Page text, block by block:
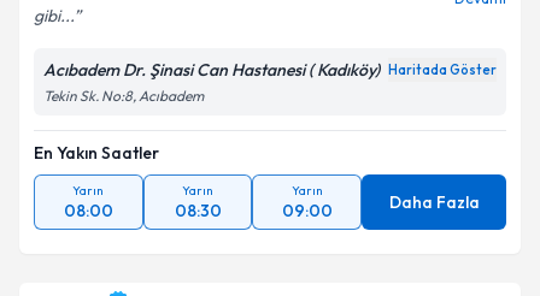
gibi...
Acıbadem Dr. Şinasi Can Hastanesi ( Kadıköy) Haritada Göster
Tekin Sk. No:8, Acıbadem
En Yakın Saatler
Yarın
08:00
Yarın
08:30
Yarın
09:00 Daha Fazla